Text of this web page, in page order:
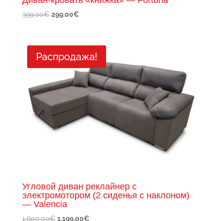
399.00€ Первоначальная
399.00€.
299.00€Текущая
Распродажа!
Угловой диван реклайнер с
электромотором (2 сиденья с наклоном)
— Valencia
1,600.00€ Первоначальная
1,199.00€Текущая